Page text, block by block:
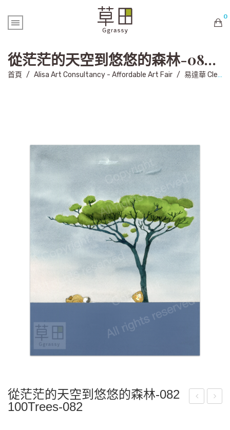
0
購物車內未有商品 從茫茫的天空到悠悠的森林-082 100Trees-082
首頁 / Alisa Art Consultancy - Affordable Art Fair / 易達華 Clement Yick
從茫茫的天空到悠悠的森林-082
100Trees-082